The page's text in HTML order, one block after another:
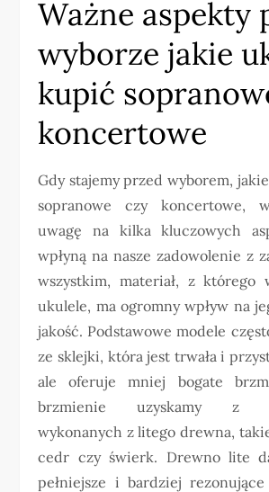
Ważne aspekty
wyborze jakie
kupić
koncertowe
Gdy stajemy przed wyborem,
sopranowe czy koncertowe,
uwagę na kilka kluczowych
wpłyną na nasze zadowolenie z
wszystkim, materiał, z którego
ukulele, ma ogromny wpływ na
jakość. Podstawowe modele
ze sklejki, która jest trwała i
ale oferuje mniej bogate
brzmienie uzyskamy z
wykonanych z litego drewna,
cedr czy świerk. Drewno lite
pełniejsze i bardziej